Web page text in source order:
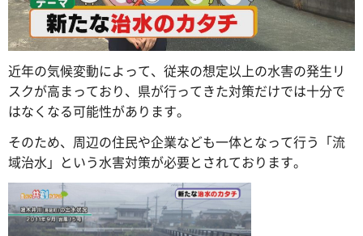
近年の気候変動によって、従来の想定以上の水害の発生リ
スクが高まっており、県が行ってきた対策だけでは十分で
はなくなる可能性があります。
そのため、周辺の住民や企業なども一体となって行う「流
域治水」という水害対策が必要とされております。